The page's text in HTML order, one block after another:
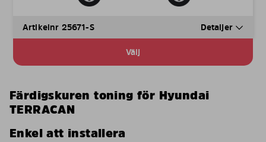
Artikelnr 25671-S Detaljer
Välj
Färdigskuren toning för Hyundai
TERRACAN
Enkel att installera